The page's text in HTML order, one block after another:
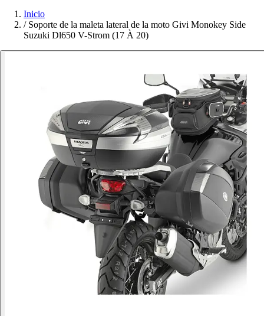
Inicio
/ Soporte de la maleta lateral de la moto Givi Monokey Side
Suzuki Dl650 V-Strom (17 À 20)